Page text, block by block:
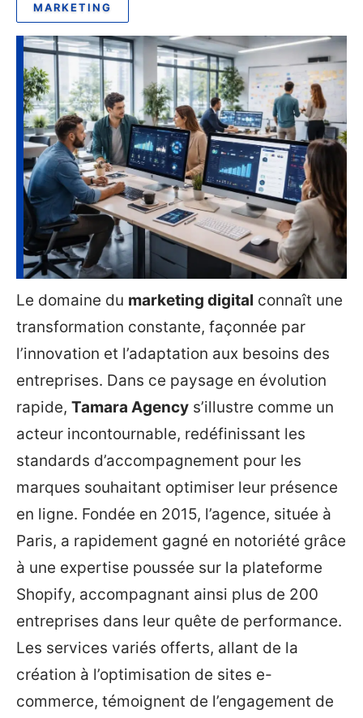
MARKETING
Le domaine du marketing digital connaît une
transformation constante, façonnée par
l’innovation et l’adaptation aux besoins des
entreprises. Dans ce paysage en évolution
rapide, Tamara Agency s’illustre comme un
acteur incontournable, redéfinissant les
standards d’accompagnement pour les
marques souhaitant optimiser leur présence
en ligne. Fondée en 2015, l’agence, située à
Paris, a rapidement gagné en notoriété grâce
à une expertise poussée sur la plateforme
Shopify, accompagnant ainsi plus de 200
entreprises dans leur quête de performance.
Les services variés offerts, allant de la
création à l’optimisation de sites e-
commerce, témoignent de l’engagement de